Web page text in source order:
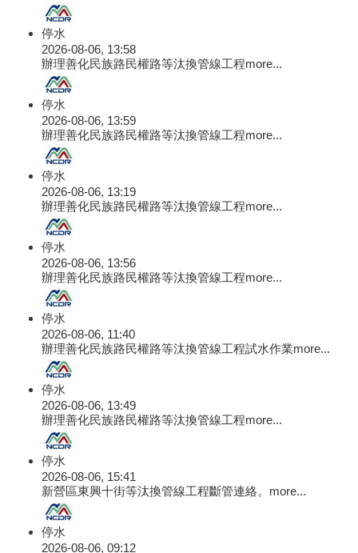
停水
2026-08-06, 13:58
辦理善化民族路民權路等汰換管線工程more...
停水
2026-08-06, 13:59
辦理善化民族路民權路等汰換管線工程more...
停水
2026-08-06, 13:19
辦理善化民族路民權路等汰換管線工程more...
停水
2026-08-06, 13:56
辦理善化民族路民權路等汰換管線工程more...
停水
2026-08-06, 11:40
辦理善化民族路民權路等汰換管線工程試水作業more...
停水
2026-08-06, 13:49
辦理善化民族路民權路等汰換管線工程more...
停水
2026-08-06, 15:41
新營區東興十街等汰換管線工程斷管連絡。 more...
停水
2026-08-06, 09:12